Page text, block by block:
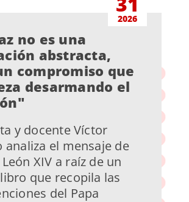
2026
no es una
abstracta,
compromiso que
desarmando el
y docente Víctor
analiza el mensaje de
XIV a raíz de un
que recopila las
del Papa